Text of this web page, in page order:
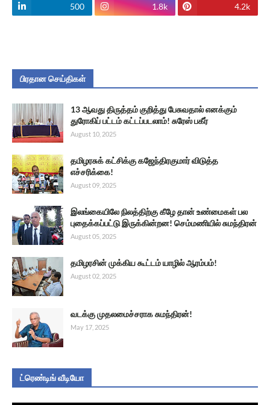
500 1.8k 4.2k
பிரதான செய்திகள்
13 ஆவது திருத்தம் குறித்து பேசுவதால் எனக்கும்
துரோகிப் பட்டம் கட்டப்படலாம்! சுரேஸ் பகீர்
August 10, 2025
தமிழரசுக் கட்சிக்கு கஜேந்திரகுமார் விடுத்த
எச்சரிக்கை!
August 09, 2025
இலங்கையிலே நிலத்திற்கு கீழே தான் உண்மைகள் பல
புதைக்கப்பட்டு இருக்கின்றன! செம்மணியில் சுமந்திரன்
August 05, 2025
தமிழரசின் முக்கிய கூட்டம் யாழில் ஆரம்பம்!
August 02, 2025
வடக்கு முதலமைச்சராக சுமந்திரன்!
May 17, 2025
ட்ரெண்டிங் வீடியோ